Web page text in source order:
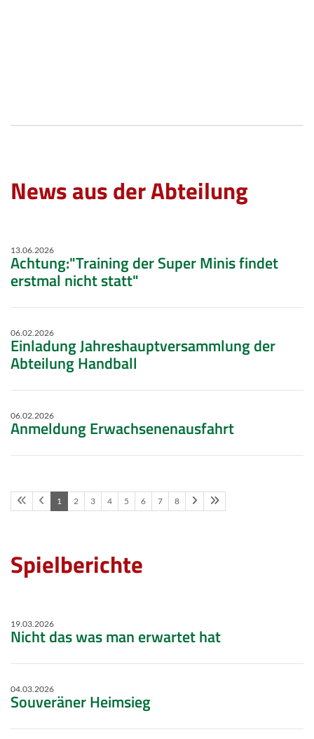
News aus der Abteilung
13.06.2026
Achtung:"Training der Super Minis findet
erstmal nicht statt"
06.02.2026
Einladung Jahreshauptversammlung der
Abteilung Handball
06.02.2026
Anmeldung Erwachsenenausfahrt
1 2 3 4 5 6 7 8
Spielberichte
19.03.2026
Nicht das was man erwartet hat
04.03.2026
Souveräner Heimsieg